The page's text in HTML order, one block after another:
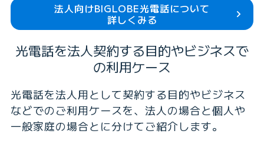
法人向けBIGLOBE光電話について
詳しくみる
光電話を法人契約する目的やビジネスで
の利用ケース
光電話を法人用として契約する目的やビジネス
などでのご利用ケースを、法人の場合と個人や
一般家庭の場合とに分けてご紹介します。